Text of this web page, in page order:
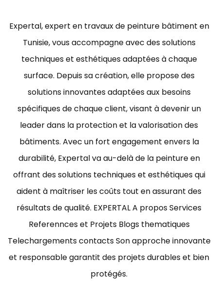
Expertal, expert en travaux de peinture bâtiment en
Tunisie, vous accompagne avec des solutions
techniques et esthétiques adaptées à chaque
surface. Depuis sa création, elle propose des
solutions innovantes adaptées aux besoins
spécifiques de chaque client, visant à devenir un
leader dans la protection et la valorisation des
bâtiments. Avec un fort engagement envers la
durabilité, Expertal va au-delà de la peinture en
offrant des solutions techniques et esthétiques qui
aident à maîtriser les coûts tout en assurant des
résultats de qualité. EXPERTAL A propos Services
Referennces et Projets Blogs thematiques
Telechargements contacts Son approche innovante
et responsable garantit des projets durables et bien
protégés.